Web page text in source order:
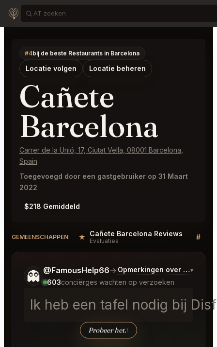
#4bij de beste Restaurants in Barcelona
Locatie volgen Locatie beheren
Cañete
Barcelona
Carrer de la Unió, 17, Ciutat Vella, 08001 Barcelona,
Spain
Toegevoegd door een gastgebruiker op 31 Maart
2022
$218 Gemiddeld
GEMEENSCHAPPEN ★ Cañete Barcelona Reviews
Evaluaties #
👻 @FamousHelp66→ Opmerkingen over Laatste
▾
603conciërges wachten op verzoeken
Ik heb een tafel nodig bij
Probeer het.↑
Vertel me wat je wilt.